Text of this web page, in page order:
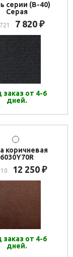
серии (В-40)
Серая
7 820 ₽
заказ от 4-6
дней.
коричневая
6030Y70R
12 250 ₽
заказ от 4-6
дней.